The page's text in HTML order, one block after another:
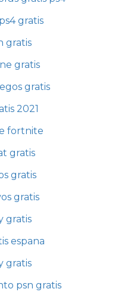
gratis
gratis
gratis
gratis
2021
fortnite
gratis
gratis
gratis
gratis
espana
gratis
psn gratis